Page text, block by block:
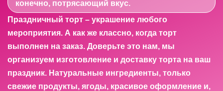
конечно, потрясающий вкус.
Праздничный торт – украшение любого
мероприятия. А как же классно, когда торт
выполнен на заказ. Доверьте это нам, мы
организуем изготовление и доставку торта на ваш
праздник. Натуральные ингредиенты, только
свежие продукты, ягоды, красивое оформление и,